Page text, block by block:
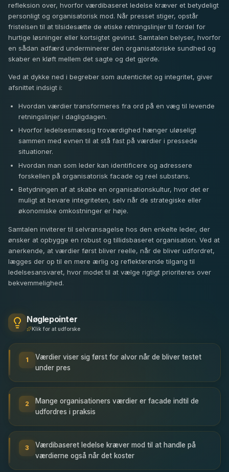
refleksion over, hvorfor værdibaseret ledelse kræver et betydeligt
personligt og organisatorisk mod. Når presset stiger, opstår
fristelsen til at tilsidesætte de etiske retningslinjer til fordel for
hurtige løsninger eller kortsigtet gevinst. Samtalen belyser, hvorfor
en sådan adfærd underminerer den organisatoriske sundhed og
skaber en kløft mellem det sagte og det gjorde.
Ved at dykke ned i begreber som autenticitet og integritet, giver
afsnittet indsigt i:
Hvordan værdier transformeres fra ord på en væg til levende
retningslinjer i dagligdagen.
Hvorfor ledelsesmæssig troværdighed hænger uløseligt
sammen med evnen til at stå fast på værdier i pressede
situationer.
Hvordan man som leder kan identificere og adressere
forskellen på organisatorisk facade og reel substans.
Betydningen af at skabe en organisationskultur, hvor det er
muligt at bevare integriteten, selv når de strategiske eller
økonomiske omkostninger er høje.
Samtalen inviterer til selvransagelse hos den enkelte leder, der
ønsker at opbygge en robust og tillidsbaseret organisation. Ved at
anerkende, at værdier først bliver reelle, når de bliver udfordret,
lægges der op til en mere ærlig og reflekterende tilgang til
ledelsesansvaret, hvor modet til at vælge rigtigt prioriteres over
bekvemmelighed.
Nøglepointer
Klik for at udforske
1
Værdier viser sig først for alvor når de bliver testet
under pres
2
Mange organisationers værdier er facade indtil de
udfordres i praksis
3
Værdibaseret ledelse kræver mod til at handle på
værdierne også når det koster